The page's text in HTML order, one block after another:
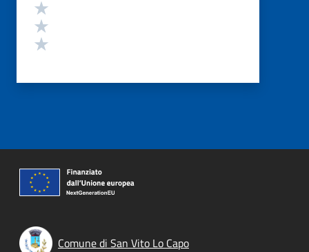
Comune di San Vito Lo Capo